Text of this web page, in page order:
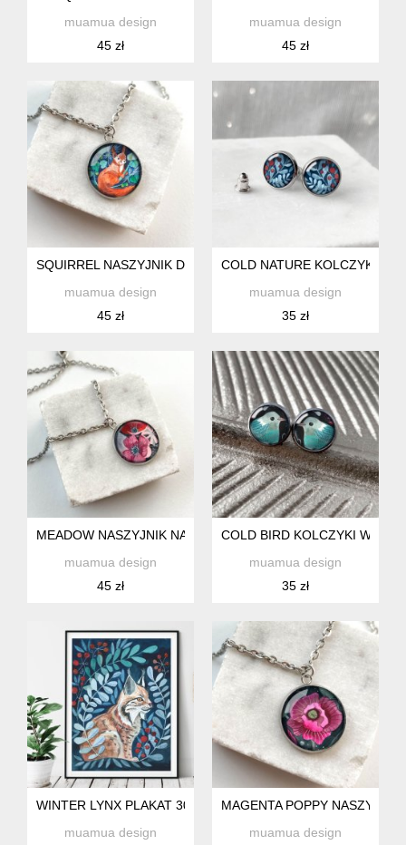
muamua design
45 zł
muamua design
45 zł
SQUIRREL NASZYJNIK DLA NASTOLATKI
muamua design
45 zł
COLD NATURE KOLCZYKI
muamua design
35 zł
MEADOW NASZYJNIK NA SPECJALNĄ OKAZJĘ
muamua design
45 zł
COLD BIRD KOLCZYKI
muamua design
35 zł
WINTER LYNX PLAKAT 30X40
muamua design
MAGENTA POPPY
muamua design